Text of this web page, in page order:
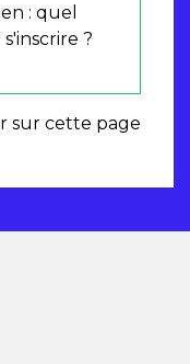
: quel
?
sur cette page